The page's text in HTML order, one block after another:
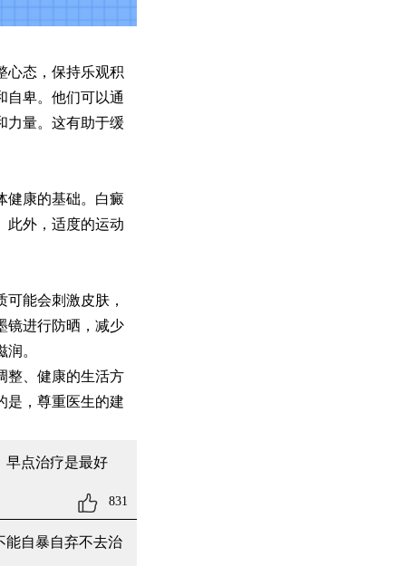
态，保持乐观积
自卑。他们可以通
力量。这有助于缓
康的基础。白癜
此外，适度的运动
能会刺激皮肤，
镜进行防晒，减少
。
、健康的生活方
是，尊重医生的建
早点治疗是最好
831
能自暴自弃不去治